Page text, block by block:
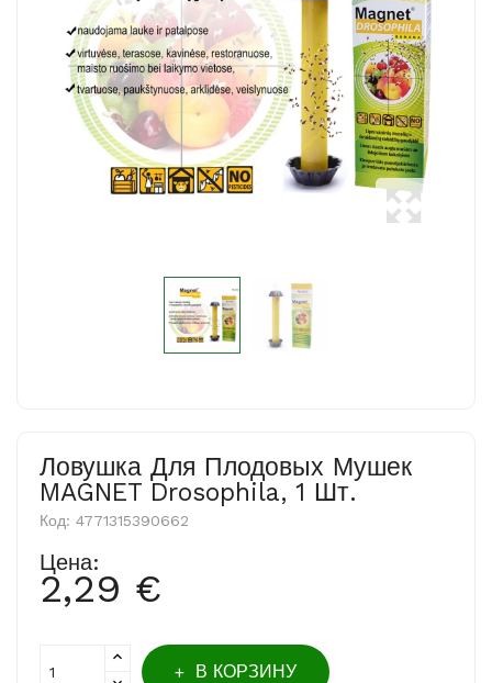
Ловушка Для Плодовых Мушек
MAGNET Drosophila, 1 Шт.
Код: 4771315390662
Цена:
2,29 €
В КОРЗИНУ